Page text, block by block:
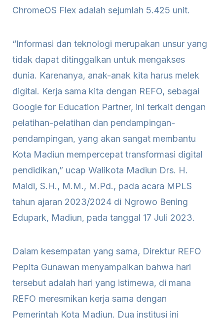
ChromeOS Flex adalah sejumlah 5.425 unit.
“Informasi dan teknologi merupakan unsur yang
tidak dapat ditinggalkan untuk mengakses
dunia. Karenanya, anak-anak kita harus melek
digital. Kerja sama kita dengan REFO, sebagai
Google for Education Partner, ini terkait dengan
pelatihan-pelatihan dan pendampingan-
pendampingan, yang akan sangat membantu
Kota Madiun mempercepat transformasi digital
pendidikan,” ucap Walikota Madiun Drs. H.
Maidi, S.H., M.M., M.Pd., pada acara MPLS
tahun ajaran 2023/2024 di Ngrowo Bening
Edupark, Madiun, pada tanggal 17 Juli 2023.
Dalam kesempatan yang sama, Direktur REFO
Pepita Gunawan menyampaikan bahwa hari
tersebut adalah hari yang istimewa, di mana
REFO meresmikan kerja sama dengan
Pemerintah Kota Madiun. Dua institusi ini